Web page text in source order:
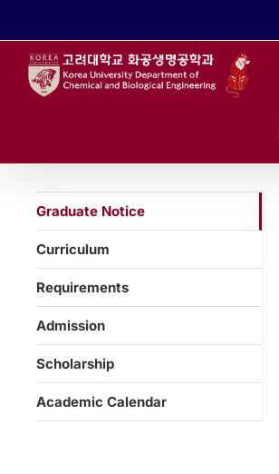
Graduate Notice
Curriculum
Requirements
Admission
Scholarship
Academic Calendar